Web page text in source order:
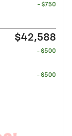
- $750
$42,588
- $500
- $500